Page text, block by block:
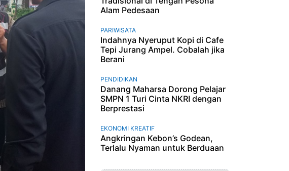
Alam Pedesaan
PARIWISATA
Indahnya Nyeruput Kopi di Cafe
Tepi Jurang Ampel. Cobalah jika
Berani
PENDIDIKAN
Danang Maharsa Dorong Pelajar
SMPN 1 Turi Cinta NKRI dengan
Berprestasi
EKONOMI KREATIF
Angkringan Kebon’s Godean,
Terlalu Nyaman untuk Berduaan